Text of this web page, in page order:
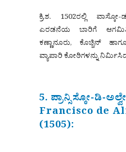
ಕ್ರಿ.ಶ. 1502ರಲ್ಲಿ
ಎರಡನೆಯ ಬಾರಿಗೆ
ಕಣ್ಣಾನೂರು, ಕೊಚ್ಚಿನ್
ವ್ಯಾಪಾರಿ ಕೋಠಿಗಳನ್ನು
5. ಪ್ರಾನ್ಸಿಸ್ಕೋ-ಡಿ-
Francisco de
(1505):